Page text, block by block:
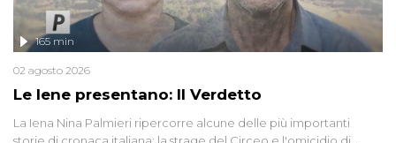
Le Iene presentano: Il Verdetto
165 min
02 agosto 2026
La Iena Nina Palmieri ripercorre alcune delle più importanti